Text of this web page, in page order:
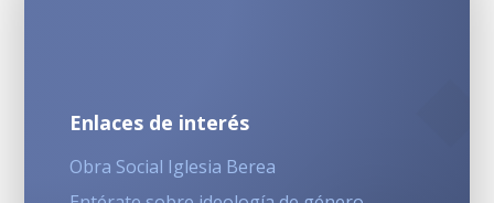
Enlaces de interés
Obra Social Iglesia Berea